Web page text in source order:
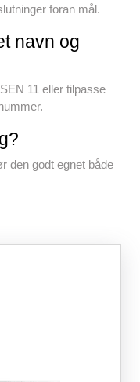
foran mål.
navn og
11 eller tilpasse
den godt egnet både